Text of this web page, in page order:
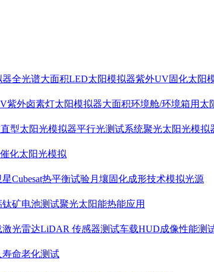
器全光谱大面积LED太阳模拟器紫外UV固化太阳
紫外卤素灯太阳模拟器大面积环境舱/环境箱用太
型太阳光模拟器平行光测试系统聚光太阳光模拟
化太阳光模拟
Cubesat热平衡试验月壤固化成形技术模拟光源
钛矿电池测试聚光太阳能热能应用
激光雷达LiDAR 传感器测试车载HUD成像性能测
寿命老化测试